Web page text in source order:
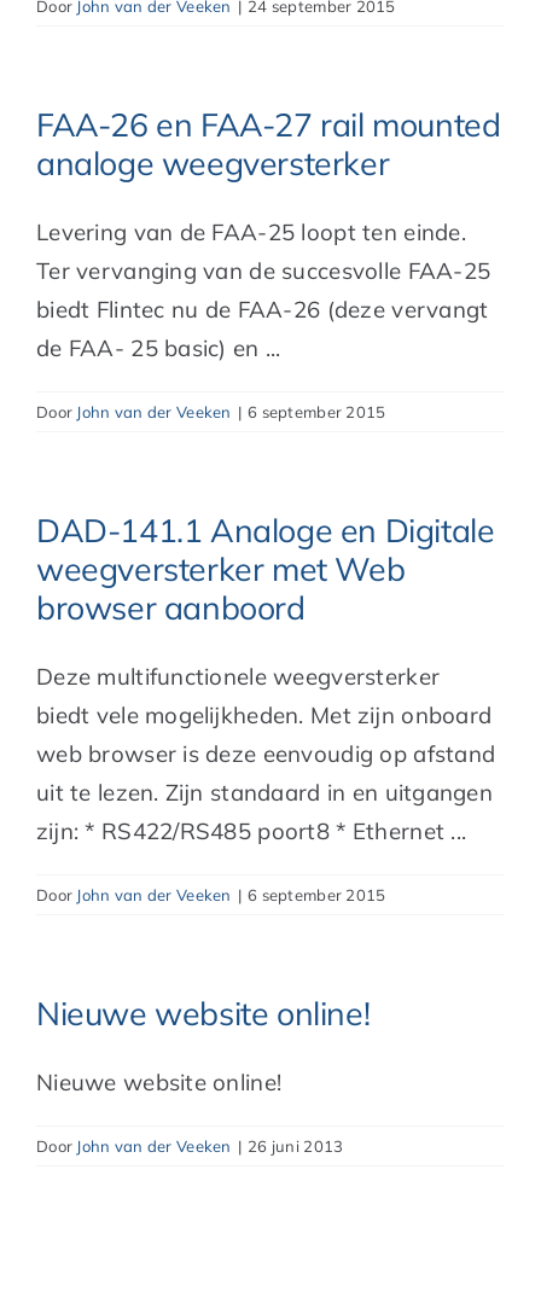
Door John van der Veeken | 24 september 2015
FAA-26 en FAA-27 rail mounted
analoge weegversterker
Levering van de FAA-25 loopt ten einde.
Ter vervanging van de succesvolle FAA-25
biedt Flintec nu de FAA-26 (deze vervangt
de FAA- 25 basic) en ...
Door John van der Veeken | 6 september 2015
DAD-141.1 Analoge en Digitale
weegversterker met Web
browser aanboord
Deze multifunctionele weegversterker
biedt vele mogelijkheden. Met zijn onboard
web browser is deze eenvoudig op afstand
uit te lezen. Zijn standaard in en uitgangen
zijn: * RS422/RS485 poort8 * Ethernet ...
Door John van der Veeken | 6 september 2015
Nieuwe website online!
Nieuwe website online!
Door John van der Veeken | 26 juni 2013